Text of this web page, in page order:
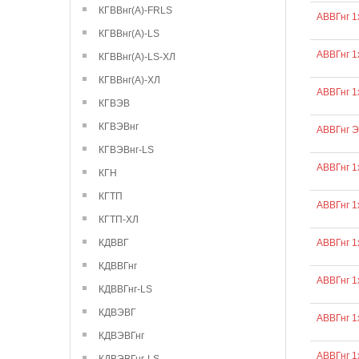
КГВВнг(А)-FRLS
КГВВнг(А)-LS
КГВВнг(А)-LS-ХЛ
КГВВнг(А)-ХЛ
КГВЭВ
КГВЭВнг
КГВЭВнг-LS
КГН
КГТП
КГТП-ХЛ
КДВВГ
КДВВГнг
КДВВГнг-LS
КДВЭВГ
КДВЭВГнг
АВВГнг
АВВГнг
АВВГнг
АВВГнг
АВВГнг
АВВГнг
АВВГнг
АВВГнг
АВВГнг
АВВГнг